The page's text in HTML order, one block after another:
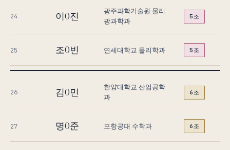
24 이O진
광주과학기술원 물리
광과학과
5조
25 조O빈 연세대학교 물리학과 5조
26 김O민
한양대학교 산업공학
과
6조
27 명O준 포항공대 수학과 6조